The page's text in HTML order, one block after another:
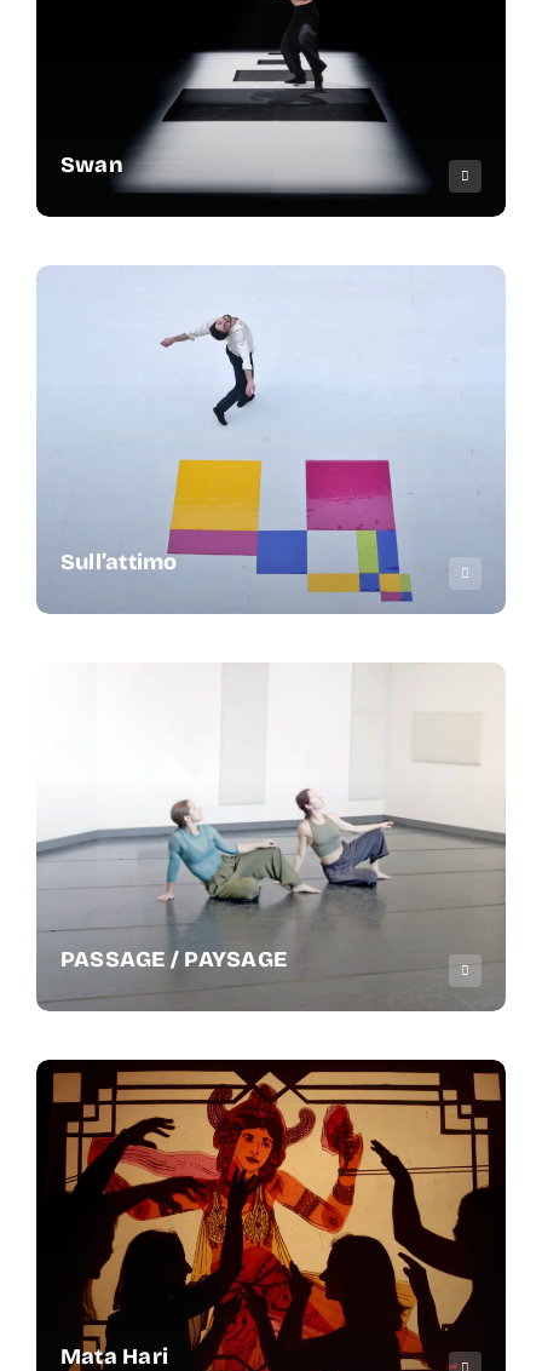
Swan
Sull’attimo
PASSAGE / PAYSAGE
Mata Hari